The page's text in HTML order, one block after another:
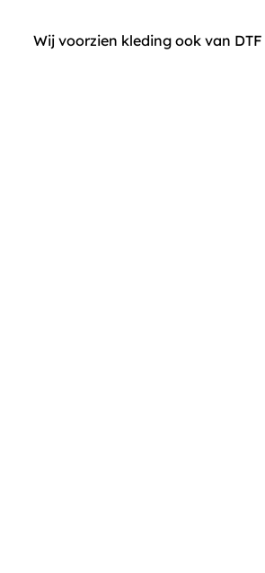
Wij voorzien kleding ook van